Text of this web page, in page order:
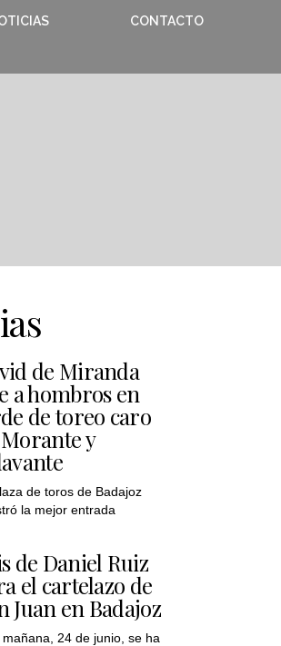
CONTACTO
de Miranda
a hombros en
de toreo caro
y
de toros de Badajoz
la mejor entrada
de Daniel Ruiz
el cartelazo de
Juan en Badajoz
mañana, 24 de junio, se ha